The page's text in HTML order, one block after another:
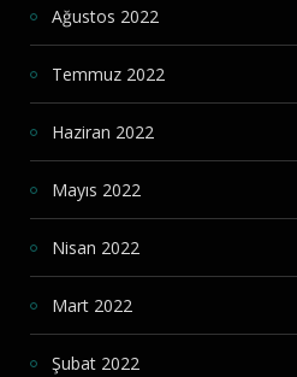
Ağustos 2022
Temmuz 2022
Haziran 2022
Mayıs 2022
Nisan 2022
Mart 2022
Şubat 2022